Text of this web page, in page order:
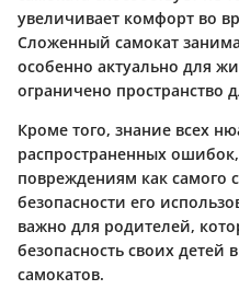
увеличивает комфорт во
Сложенный самокат
особенно актуально для
ограничено пространство
Кроме того, знание всех
распространенных
повреждениям как самого
безопасности его
важно для родителей,
безопасность своих детей
самокатов.